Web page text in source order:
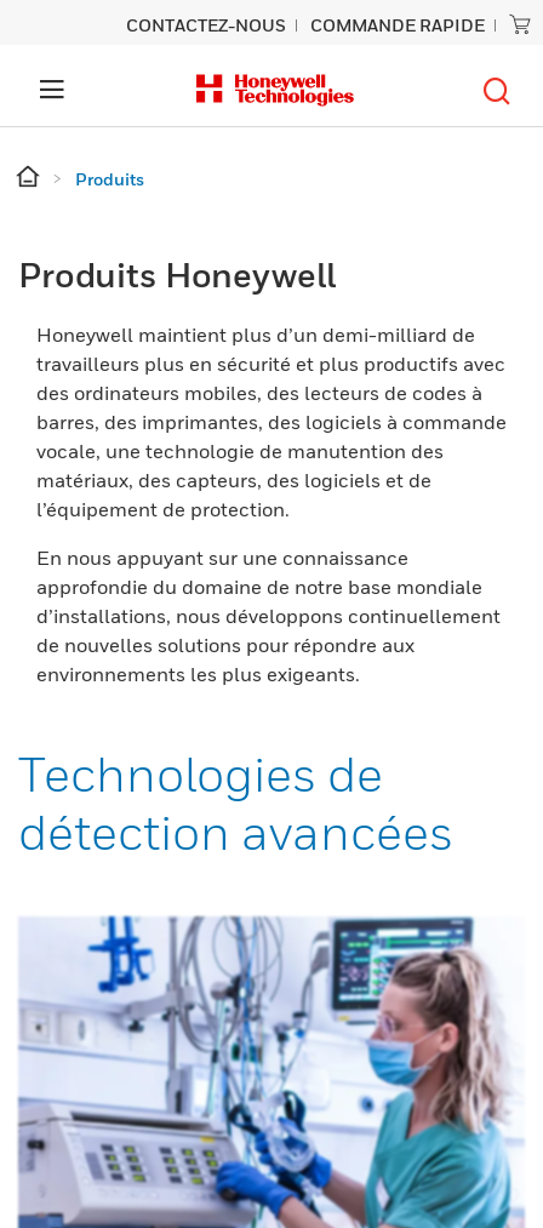
CONTACTEZ-NOUS COMMANDE RAPIDE
Produits
Produits Honeywell
Honeywell maintient plus d’un demi-milliard de
travailleurs plus en sécurité et plus productifs avec
des ordinateurs mobiles, des lecteurs de codes à
barres, des imprimantes, des logiciels à commande
vocale, une technologie de manutention des
matériaux, des capteurs, des logiciels et de
l’équipement de protection.
En nous appuyant sur une connaissance
approfondie du domaine de notre base mondiale
d’installations, nous développons continuellement
de nouvelles solutions pour répondre aux
environnements les plus exigeants.
Technologies de
détection avancées